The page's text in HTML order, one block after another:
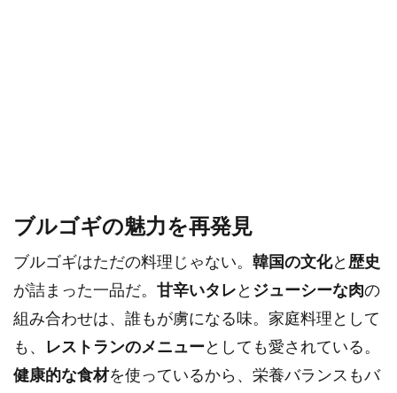
ブルゴギの魅力を再発見
ブルゴギはただの料理じゃない。 韓国の文化と 歴史
が詰まった一品だ。 甘辛いタレと ジューシーな肉の
組み合わせは、誰もが虜になる味。家庭料理として
も、 レストランのメニューとしても愛されている。
健康的な食材を使っているから、栄養バランスもバ